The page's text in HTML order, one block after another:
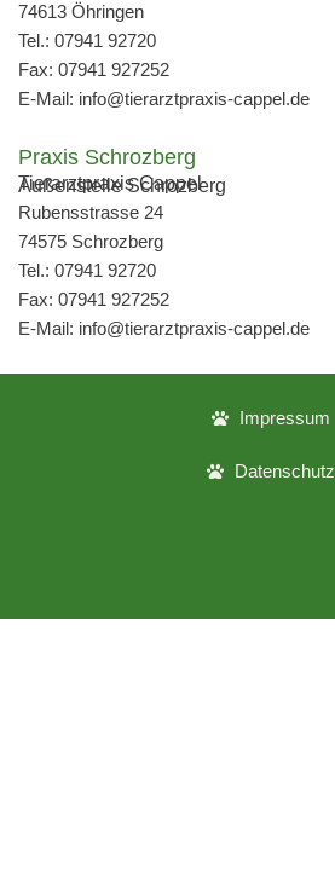
74613 Öhringen
Tel.: 07941 92720
Fax: 07941 927252
E-Mail: info@tierarztpraxis-cappel.de
Praxis Schrozberg
Tierarztpraxis Cappel
Außenstelle Schrozberg
Rubensstrasse 24
74575 Schrozberg
Tel.: 07941 92720
Fax: 07941 927252
E-Mail: info@tierarztpraxis-cappel.de
Impressum
Datenschutz